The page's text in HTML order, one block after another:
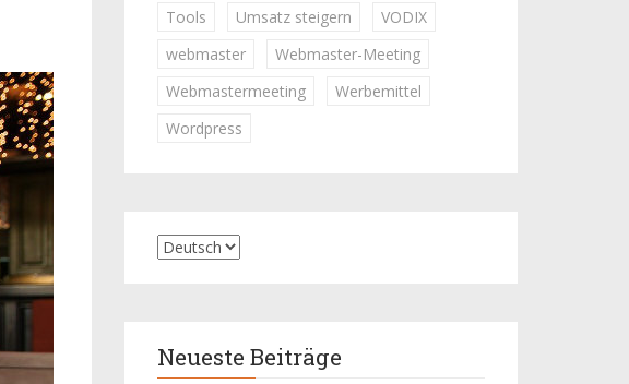
Tools
Umsatz steigern
VODIX
webmaster
Webmaster-Meeting
Webmastermeeting
Werbemittel
Wordpress
Neueste Beiträge